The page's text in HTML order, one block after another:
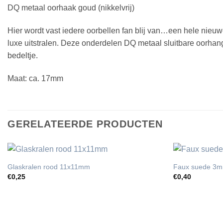
DQ metaal oorhaak goud (nikkelvrij)
Hier wordt vast iedere oorbellen fan blij van…een hele
luxe uitstralen. Deze onderdelen DQ metaal sluitbare
bedeltje.
Maat: ca. 17mm
GERELATEERDE PRODUCTEN
Glaskralen rood 11x11mm
€0,25
Faux suede
€0,40